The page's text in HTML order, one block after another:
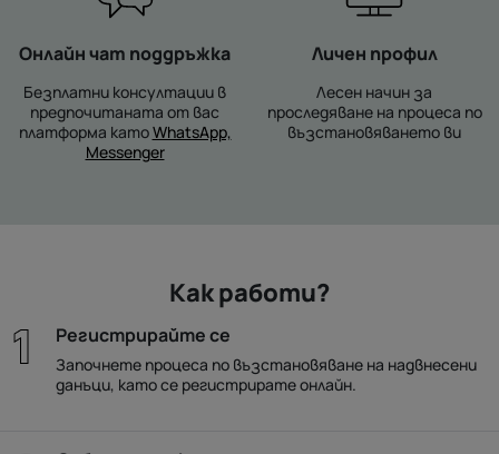
Онлайн чат поддръжка
Безплатни консултации в
предпочитаната от вас
платформа катоWhatsApp,
Messenger
Личен профил
Лесен начин за
проследяване на процеса по
възстановяването ви
Как работи?
Регистрирайте се
Започнете процеса по възстановяване на надвнесени
данъци, като се регистрирате онлайн.